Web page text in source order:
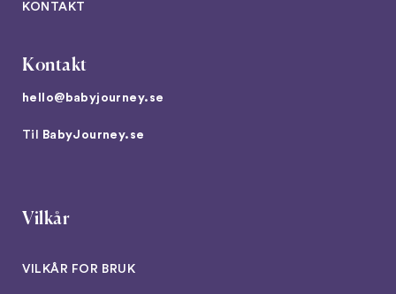
KONTAKT
Kontakt
hello@babyjourney.se
Til BabyJourney.se
Vilkår
VILKÅR FOR BRUK